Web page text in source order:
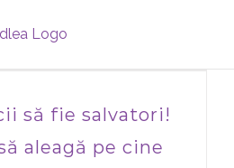
să fie salvatori!
aleagă pe cine